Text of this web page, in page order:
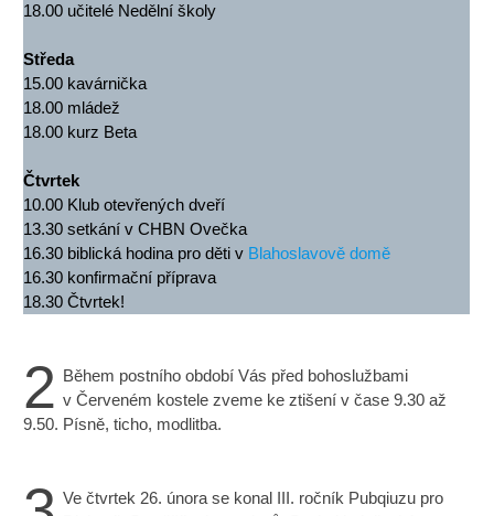
18.00 učitelé Nedělní školy
Středa
15.00 kavárnička
18.00 mládež
18.00 kurz Beta
Čtvrtek
10.00 Klub otevřených dveří
13.30 setkání v CHBN Ovečka
16.30 biblická hodina pro děti v Blahoslavově domě
16.30 konfirmační příprava
18.30 Čtvrtek!
2 Během postního období Vás před bohoslužbami
v Červeném kostele zveme ke ztišení v čase 9.30 až
9.50. Písně, ticho, modlitba.
Ve čtvrtek 26. února se konal III. ročník Pubqiuzu pro